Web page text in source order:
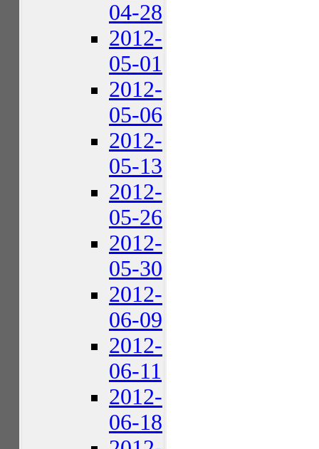
04-28
2012-
05-01
2012-
05-06
2012-
05-13
2012-
05-26
2012-
05-30
2012-
06-09
2012-
06-11
2012-
06-18